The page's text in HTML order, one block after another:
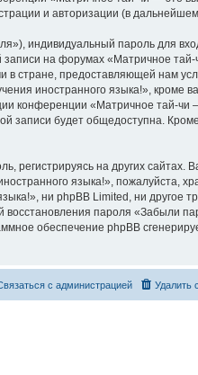
и авторизации (в
индивидуальный пароль для
на форумах «Матричное
стране, предоставляющей нам
иностранного языка!», кроме
конференции «Матричное тай-чи
записи будет общедоступна.
регистрируясь на других сайтах.
языка!», пожалуйста,
ни phpBB Limited, ни другое
пароля «Забыли
обеспечение phpBB
Удалить
с администрацией